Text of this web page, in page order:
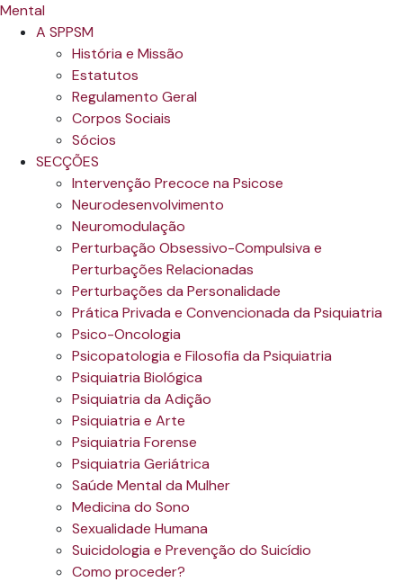
A SPPSM
História e Missão
Estatutos
Regulamento Geral
Corpos Sociais
Sócios
SECÇÕES
Intervenção Precoce na Psicose
Neurodesenvolvimento
Neuromodulação
Perturbação Obsessivo-Compulsiva e
Perturbações Relacionadas
Perturbações da Personalidade
Prática Privada e Convencionada da Psiquiatria
Psico-Oncologia
Psicopatologia e Filosofia da Psiquiatria
Psiquiatria Biológica
Psiquiatria da Adição
Psiquiatria e Arte
Psiquiatria Forense
Psiquiatria Geriátrica
Saúde Mental da Mulher
Medicina do Sono
Sexualidade Humana
Suicidologia e Prevenção do Suicídio
Como proceder?